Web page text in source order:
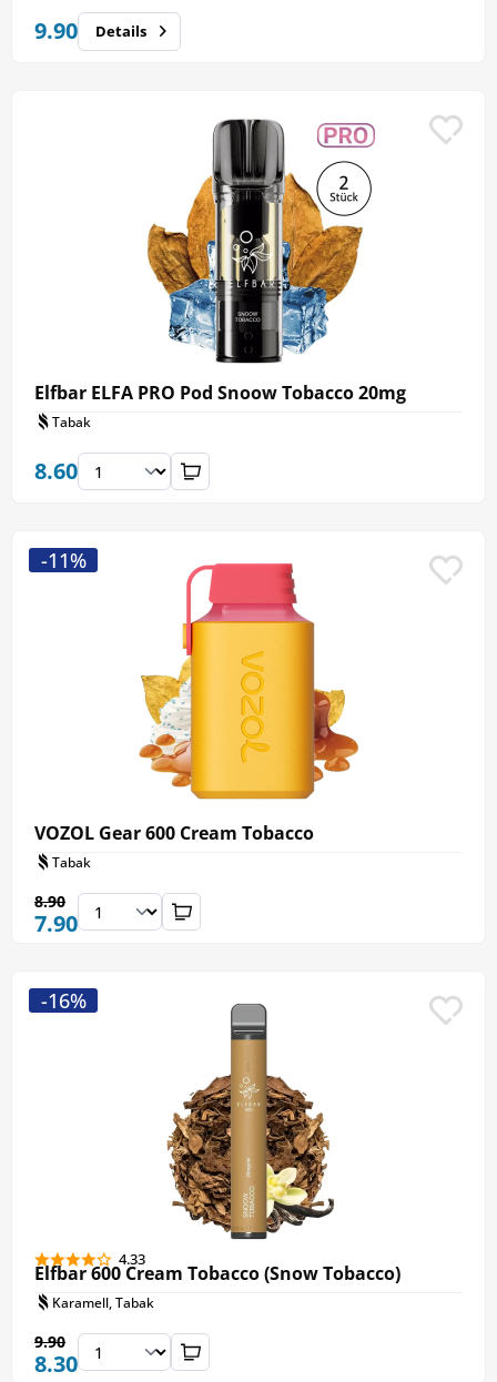
9.90 Details
Elfbar ELFA PRO Pod Snoow Tobacco 20mg
Tabak
8.60
VOZOL Gear 600 Cream Tobacco
Tabak
7.90
8.90
-11%
4.33
Elfbar 600 Cream Tobacco (Snow Tobacco)
Karamell, Tabak
8.30
9.90
-16%